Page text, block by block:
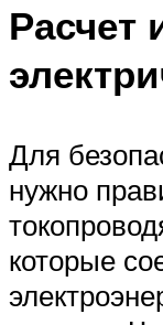
Расчет
Для
нужно
которые